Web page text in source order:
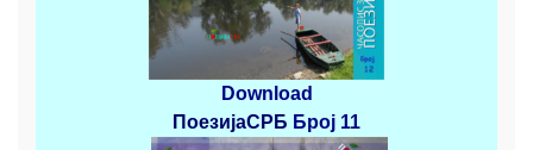
Download
ПоезијаСРБ Број 11